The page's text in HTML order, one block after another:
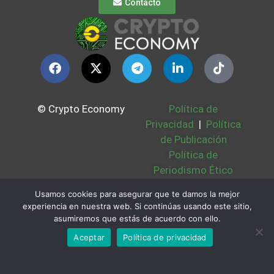
Contacto
© Crypto Economy
Política de
Privacidad | Política
de Publicación
Política de
Periodismo Ético
Bases Legales |
Partners | Sobre
Nosotros
Usamos cookies para asegurar que te damos la mejor
experiencia en nuestra web. Si continúas usando este sitio,
asumiremos que estás de acuerdo con ello.
Aceptar
Política de privacidad